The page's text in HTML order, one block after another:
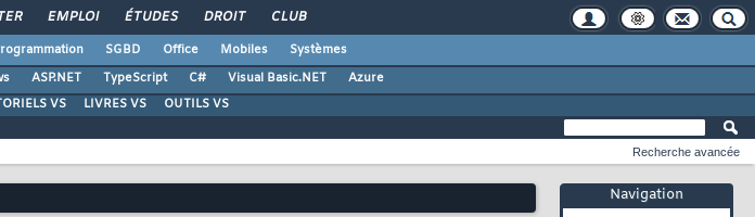
EMPLOI ÉTUDES DROIT CLUB
SGBD Office Mobiles
Systèmes
ASP.NET TypeScript C# Visual Basic.NET
Azure
VS LIVRES VS OUTILS VS
Navigation
Recherche avancée